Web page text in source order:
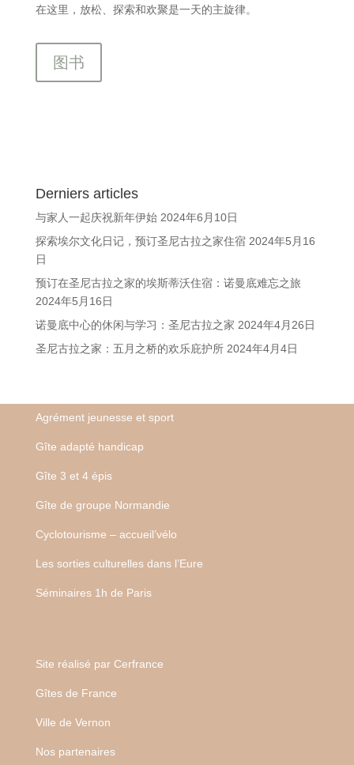
在这里，放松、探索和欢聚是一天的主旋律。
图书
Derniers articles
与家人一起庆祝新年伊始 2024年6月10日
探索埃尔文化日记，预订圣尼古拉之家住宿 2024年5月16
日
预订在圣尼古拉之家的埃斯蒂沃住宿：诺曼底难忘之旅
2024年5月16日
诺曼底中心的休闲与学习：圣尼古拉之家 2024年4月26日
圣尼古拉之家：五月之桥的欢乐庇护所 2024年4月4日
Agrément jeunesse et sport
Gîte adapté handicap
Gîte 3 et 4 épis
Gîte de groupe Normandie
Cyclotourisme – accueil’vélo
Les sorties culturelles dans l’Eure
Séminaires 1h de Paris
Site réalisé par Cerfrance
Gîtes de France
Ville de Vernon
Nos partenaires